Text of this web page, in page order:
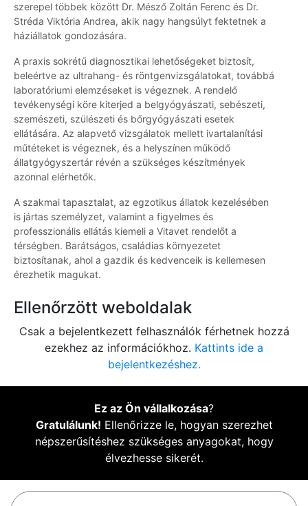
szerepel többek között Dr. Mésző Zoltán Ferenc és Dr.
Stréda Viktória Andrea, akik nagy hangsúlyt fektetnek a
háziállatok gondozására.
A praxis sokrétű diagnosztikai lehetőségeket biztosít,
beleértve az ultrahang- és röntgenvizsgálatokat, továbbá
laboratóriumi elemzéseket is végeznek. A rendelő
tevékenységi köre kiterjed a belgyógyászati, sebészeti,
szemészeti, szülészeti és bőrgyógyászati esetek
ellátására. Az alapvető vizsgálatok mellett ivartalanítási
műtéteket is végeznek, és a helyszínen működő
állatgyógyszertár révén a szükséges készítmények
azonnal elérhetők.
A szakmai tapasztalat, az egzotikus állatok kezelésében
is jártas személyzet, valamint a figyelmes és
professzionális ellátás kiemeli a Vitavet rendelőt a
térségben. Barátságos, családias környezetet
biztosítanak, ahol a gazdik és kedvenceik is kellemesen
érezhetik magukat.
Ellenőrzött weboldalak
Csak a bejelentkezett felhasználók férhetnek hozzá
ezekhez az információkhoz. Kattints ide a
bejelentkezéshez.
Ez az Ön vállalkozása?
Gratulálunk! Ellenőrizze le, hogyan szerezhet
népszerűsítéshez szükséges anyagokat, hogy
élvezhesse sikerét.